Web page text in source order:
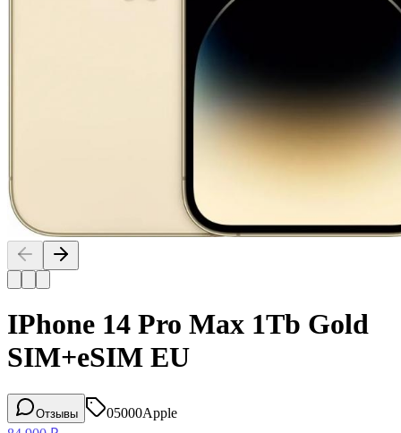
IPhone 14 Pro Max 1Tb Gold
SIM+eSIM EU
Отзывы 05000Apple